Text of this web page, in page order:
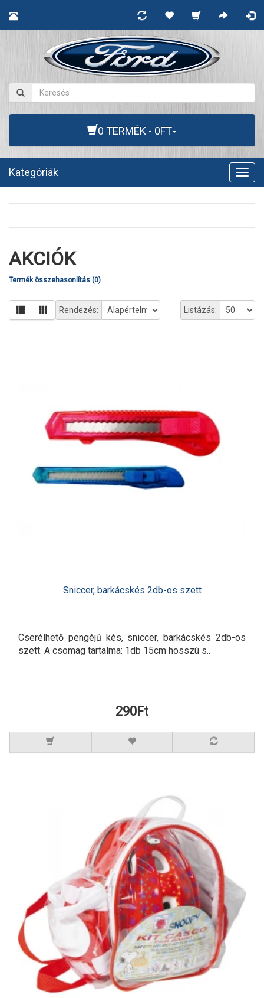
0 TERMÉK - 0FT
Kategóriák
AKCIÓK
Termék összehasonlítás (0)
Listázás:
Rendezés:
Sniccer, barkácskés 2db-os szett
Cserélhető pengéjű kés, sniccer, barkácskés 2db-os
szett. A csomag tartalma: 1db 15cm hosszú s..
290Ft